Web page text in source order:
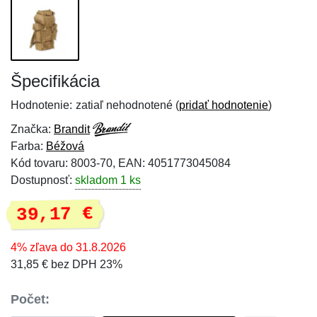
Špecifikácia
Hodnotenie: zatiaľ nehodnotené (pridať hodnotenie)
Značka: Brandit
Farba: Béžová
Kód tovaru: 8003-70, EAN: 4051773045084
Dostupnosť: skladom 1 ks
39,17 €
4% zľava do 31.8.2026
31,85 € bez DPH 23%
Počet: